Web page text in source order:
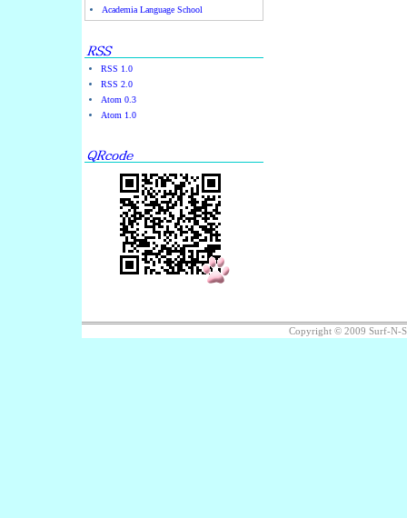
Academia Language School
RSS 1.0
RSS 2.0
Atom 0.3
Atom 1.0
Copyright © 2009 Surf-N-